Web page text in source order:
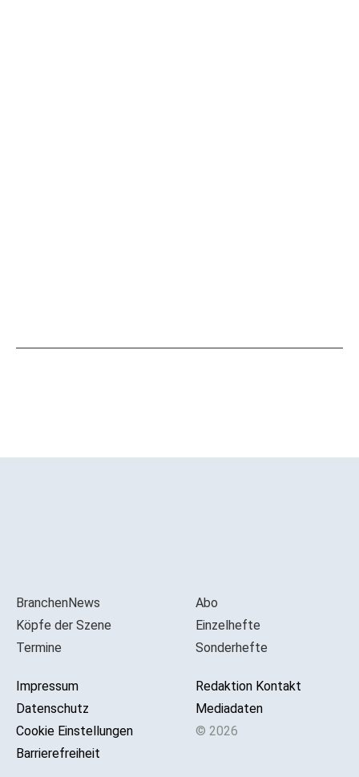
BranchenNews
Köpfe der Szene
Termine
Impressum
Datenschutz
Cookie Einstellungen
Barrierefreiheit
Abo
Einzelhefte
Sonderhefte
Redaktion Kontakt
Mediadaten
© 2026